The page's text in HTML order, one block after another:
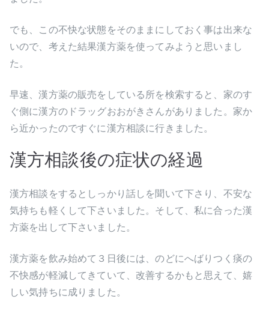
でも、この不快な状態をそのままにしておく事は出来な
いので、考えた結果漢方薬を使ってみようと思いまし
た。
早速、漢方薬の販売をしている所を検索すると、家のす
ぐ側に漢方のドラッグおおがきさんがありました。家か
ら近かったのですぐに漢方相談に行きました。
漢方相談後の症状の経過
漢方相談をするとしっかり話しを聞いて下さり、不安な
気持ちも軽くして下さいました。そして、私に合った漢
方薬を出して下さいました。
漢方薬を飲み始めて３日後には、のどにへばりつく痰の
不快感が軽減してきていて、改善するかもと思えて、嬉
しい気持ちに成りました。